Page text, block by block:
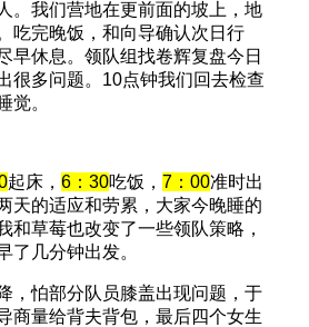
。我们营地在更前面的坡上，地
吃完晚饭，和向导确认次日行
早休息。领队组找卷辉复盘今日
很多问题。10点钟我们回去检查
觉。
起床， 6：30吃饭， 7：00准时出
天的适应和劳累，大家今晚睡的
和草莓也改变了一些领队策略，
了几分钟出发。
，怕部分队员膝盖出现问题，于
商量给背夫背包，最后四个女生